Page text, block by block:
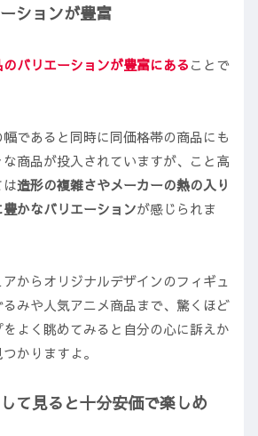
ションが豊富
バリエーションが豊富にあることで
であると同時に同価格帯の商品にも
商品が投入されていますが、こと高
造形の複雑さやメーカーの熱の入り
かなバリエーションが感じられま
からオリジナルデザインのフィギュ
みや人気アニメ商品まで、驚くほど
よく眺めてみると自分の心に訴えか
かりますよ。
て見ると十分安価で楽しめ